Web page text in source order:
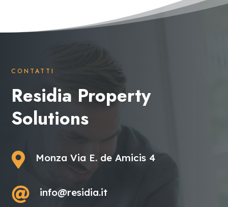
CONTATTI
Residia Property
Solutions
 Monza Via E. de Amicis 4
 info@residia.it